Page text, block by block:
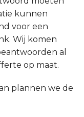
kunnen
voor een
Wij komen
al
op maat.
plannen we de